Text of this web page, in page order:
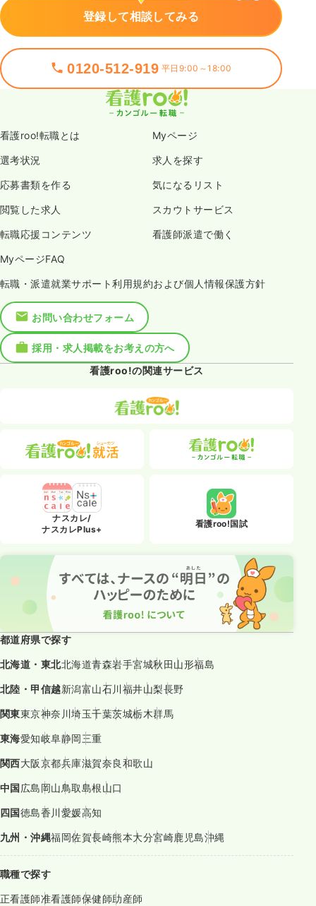
登録して相談してみる
0120-512-919 平日9:00～18:00
看護roo!転職とは Myページ
選考状況 求人を探す
応募書類を作る 気になるリスト
閲覧した求人 スカウトサービス
転職応援コンテンツ 看護師派遣で働く
MyページFAQ
転職・派遣就業サポート利用規約および個人情報保護方針
お問い合わせフォーム
採用・求人掲載をお考えの方へ
看護roo!の関連サービス
ナスカレ/
ナスカレPlus+
看護roo!国試
都道府県で探す
北海道・東北北海道青森岩手宮城秋田山形福島
北陸・甲信越新潟富山石川福井山梨長野
関東東京神奈川埼玉千葉茨城栃木群馬
東海愛知岐阜静岡三重
関西大阪京都兵庫滋賀奈良和歌山
中国広島岡山鳥取島根山口
四国徳島香川愛媛高知
九州・沖縄福岡佐賀長崎熊本大分宮崎鹿児島沖縄
職種で探す
正看護師准看護師保健師助産師